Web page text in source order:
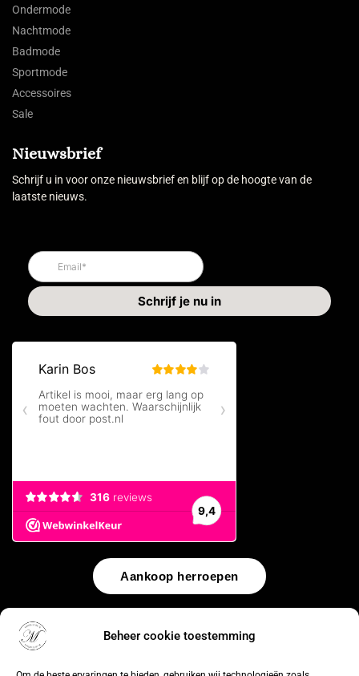
Beheer cookie toestemming
Ondermode
Nachtmode
Badmode
Sportmode
Accessoires
Sale
Nieuwsbrief
Schrijf u in voor onze nieuwsbrief en blijf op de hoogte van de
laatste nieuws.
Aankoop herroepen
© 2026 by
Privacy Policy CookiebeleidSitemap